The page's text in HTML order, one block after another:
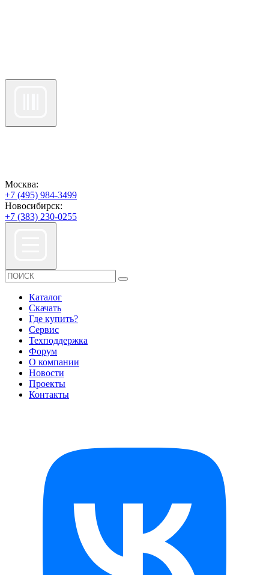
Москва:
+7 (495) 984-3499
Новосибирск:
+7 (383) 230-0255
Каталог
Скачать
Где купить?
Сервис
Техподдержка
Форум
О компании
Новости
Проекты
Контакты